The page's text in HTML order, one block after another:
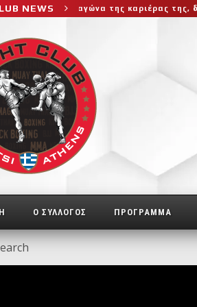
NEWS
της καριέρας της, διεκδικεί τον
Ο ΣΥΛΛΟΓΟΣ ΠΡΟΓΡΑΜΜΑ